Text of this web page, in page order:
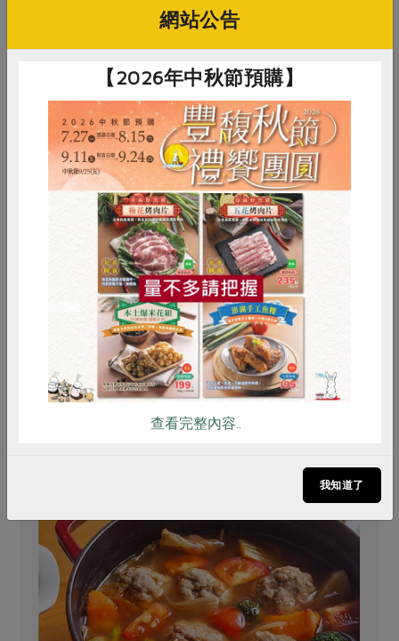
楊翔喻
洋菇(友善級)楊翔
喻-200g/盒
冷藏
嘉農酒莊
綠主張38度米酒-600ml
600毫升
常溫
$220
你可能有興趣的食譜
RPET 食譜 減硝酸鹽
雞蛋 食安 共同購買
網站公告
【2026年中秋節預購】
查看完整內容..
我知道了